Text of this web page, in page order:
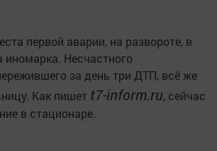
первой аварии, на развороте, в
иномарка. Несчастного
за день три ДТП, всё же
Как пишет t7-inform.ru, сейчас
в стационаре.